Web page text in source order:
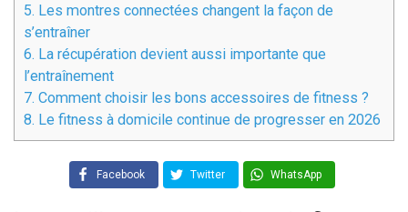
5. Les montres connectées changent la façon de
s’entraîner
6. La récupération devient aussi importante que
l’entraînement
7. Comment choisir les bons accessoires de fitness ?
8. Le fitness à domicile continue de progresser en 2026
Facebook Twitter WhatsApp